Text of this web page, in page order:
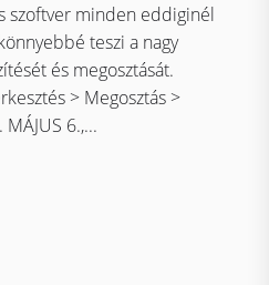
szoftver minden eddiginél
teszi a nagy
és megosztását.
> Megosztás >
6.,...